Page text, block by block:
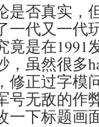
是否真实，
一代又一代
是在1991
，虽然很多
修正过字模
号无敌的作
一下标题画